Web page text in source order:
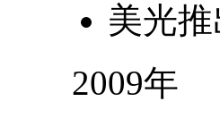
美光
2009年